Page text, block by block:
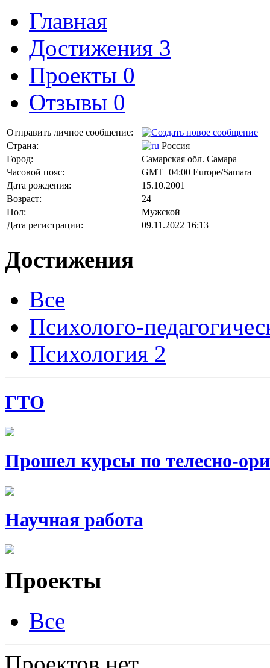
Главная
Достижения 3
Проекты 0
Отзывы 0
Отправить личное сообщение:
Страна:
Россия
Город:
Самарская обл. Самара
Часовой пояс:
GMT+04:00 Europe/Samara
Дата рождения:
15.10.2001
Возраст:
24
Пол:
Мужской
Дата регистрации:
09.11.2022 16:13
Достижения
Все
Психолого-
Психология 2
ГТО
Прошел курсы по телесно-
Научная работа
Проекты
Все